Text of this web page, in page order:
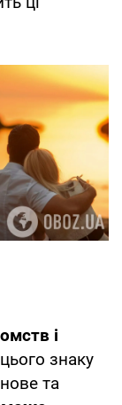
і
знаку
та